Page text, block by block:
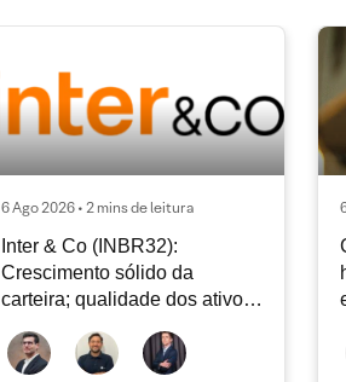
6 Ago 2026 • 2 mins de leitura
Inter & Co (INBR32):
Crescimento sólido da
carteira; qualidade dos ativos
continua sendo o principal
debate